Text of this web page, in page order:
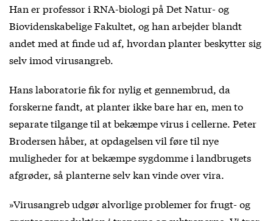
Han er professor i RNA-biologi på Det Natur- og
Biovidenskabelige Fakultet, og han arbejder blandt
andet med at finde ud af, hvordan planter beskytter sig
selv imod virusangreb.
Hans laboratorie fik for nylig et gennembrud, da
forskerne fandt, at planter ikke bare har en, men to
separate tilgange til at bekæmpe virus i cellerne. Peter
Brodersen håber, at opdagelsen vil føre til nye
muligheder for at bekæmpe sygdomme i landbrugets
afgrøder, så planterne selv kan vinde over vira.
»Virusangreb udgør alvorlige problemer for frugt- og